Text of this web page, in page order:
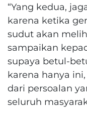
“Yang kedua,
karena ketika
sudut akan
sampaikan
supaya betul-
karena hanya
dari persoalan
seluruh